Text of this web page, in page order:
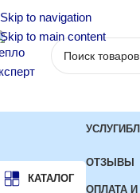
Skip to navigation
Skip to main content
КАТАЛОГ
УСЛУГИ
ОТЗЫВЫ
ОПЛАТА И